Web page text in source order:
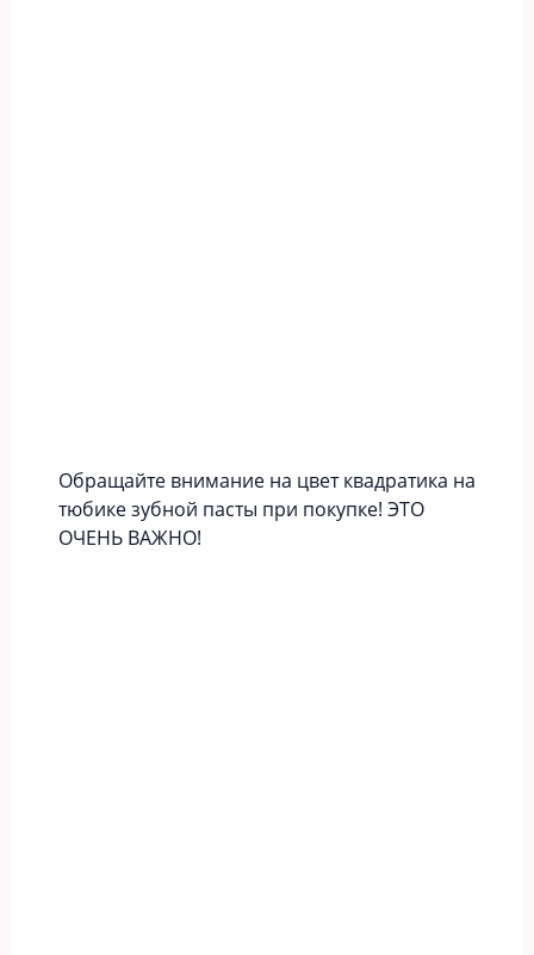
Обращайте внимание на цвет квадратика на
тюбике зубной пасты при покупке! ЭТО
ОЧЕНЬ ВАЖНО!